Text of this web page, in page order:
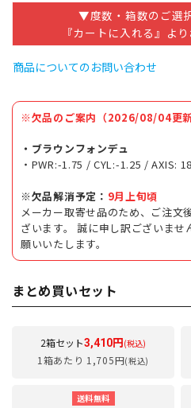
▼度数・箱数のご選
『カートに入れる』よ
商品についてのお問い合わせ
※欠品のご案内（2026/08/04更新
・ブラウンフォンデュ
・PWR:-1.75 / CYL:-1.25 / AXIS:
※欠品解消予定： 9月上旬頃
メーカー取寄せ品のため、ご注文
ざいます。 誠に申し訳ございま
願いいたします。
まとめ買いセット
2箱セット3,410円 (税込)
1箱あたり 1,705円(税込)
送料無料